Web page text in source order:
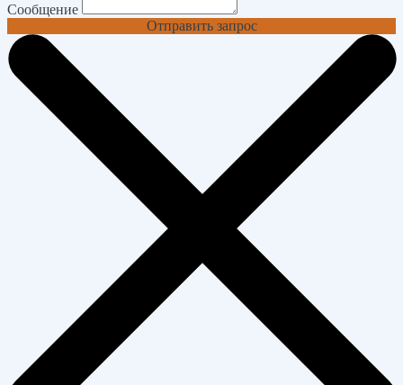
Сообщение
Отправить запрос